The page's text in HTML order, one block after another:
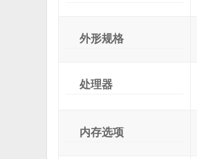
外形规格
处理器
内存选项